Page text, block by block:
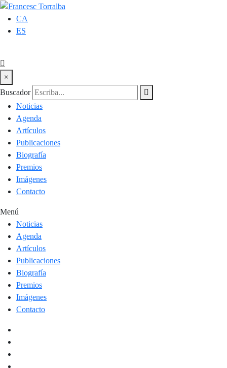
CA
ES
×
Buscador
Noticias
Agenda
Artículos
Publicaciones
Biografía
Premios
Imágenes
Contacto
Menú
Noticias
Agenda
Artículos
Publicaciones
Biografía
Premios
Imágenes
Contacto